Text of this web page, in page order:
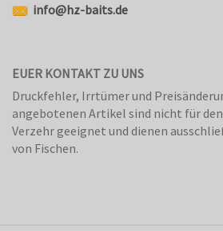
info@hz-baits.de
EUER KONTAKT ZU UNS
Druckfehler, Irrtümer und
angebotenen Artikel sind nicht für
Verzehr geeignet und dienen
von Fischen.